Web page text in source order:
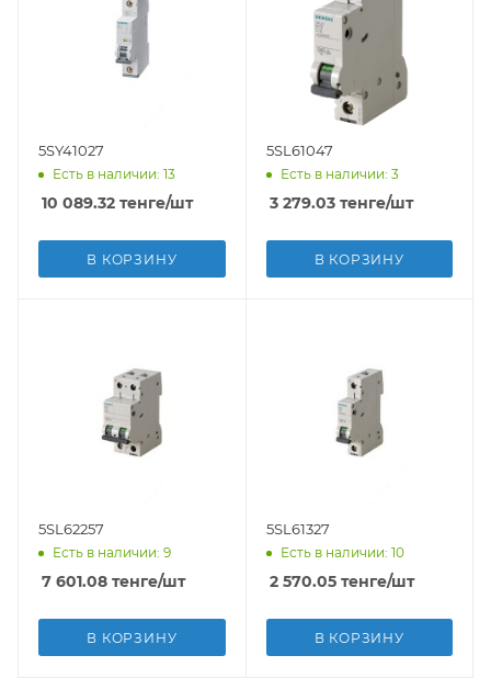
5SY41027
Есть в наличии: 13
10 089.32 тенге/шт
В КОРЗИНУ
5SL61047
Есть в наличии: 3
3 279.03тенге/шт
В КОРЗИНУ
5SL62257
Есть в наличии: 9
7 601.08 тенге/шт
В КОРЗИНУ
5SL61327
Есть в наличии: 10
2 570.05тенге/шт
В КОРЗИНУ